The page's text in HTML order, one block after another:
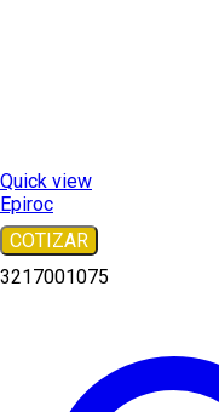
Quick view
Epiroc
COTIZAR
3217001075